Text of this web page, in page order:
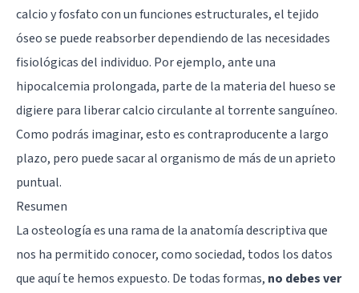
calcio y fosfato con un funciones estructurales, el tejido
óseo se puede reabsorber dependiendo de las necesidades
fisiológicas del individuo. Por ejemplo, ante una
hipocalcemia prolongada, parte de la materia del hueso se
digiere para liberar calcio circulante al torrente sanguíneo.
Como podrás imaginar, esto es contraproducente a largo
plazo, pero puede sacar al organismo de más de un aprieto
puntual.
Resumen
La osteología es una rama de la anatomía descriptiva que
nos ha permitido conocer, como sociedad, todos los datos
que aquí te hemos expuesto. De todas formas, no debes ver